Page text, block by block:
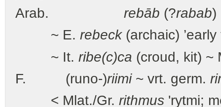
Arab. rebāb (?rabab)
~ E. rebeck(archaic) ’early
~ It. ribe(c)ca (croud, kit) ~
F. (runo-)riimi~ vrt. germ.
< Mlat./Gr. rithmus 'rytmi;